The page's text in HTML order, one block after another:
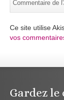
Ce site utilise
vos
Gardez le